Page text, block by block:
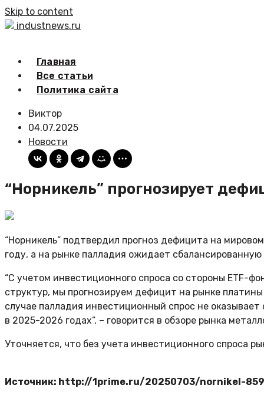
Skip to content
industnews.ru
Главная
Все статьи
Политика сайта
Виктор
04.07.2025
Новости
“Норникель” прогнозирует
“Норникель” подтвердил прогноз дефицита на
году, а на рынке палладия ожидает
“С учетом инвестиционного спроса со стороны ETF-
структур, мы прогнозируем дефицит на рынке
случае палладия инвестиционный спрос не
в 2025-2026 годах”, – говорится в обзоре рынка
Уточняется, что без учета инвестиционного спроса
Источник: http://1prime.ru/20250703/nornikel-